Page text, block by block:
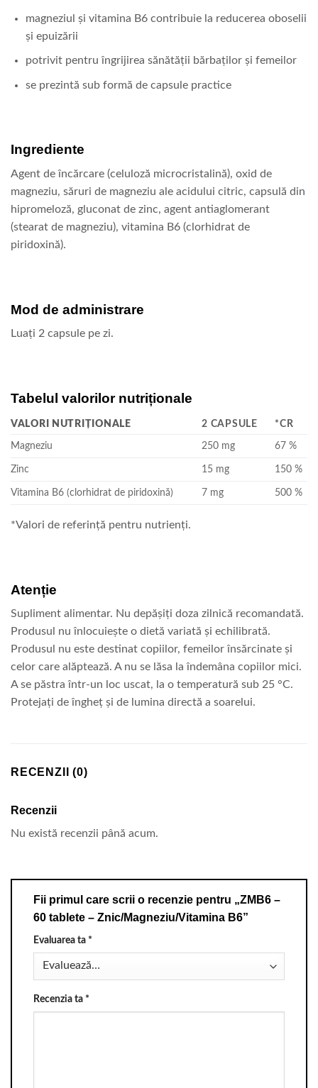
magneziul și vitamina B6 contribuie la reducerea oboselii
și epuizării
potrivit pentru îngrijirea sănătății bărbaților și femeilor
se prezintă sub formă de capsule practice
Ingrediente
Agent de încărcare (celuloză microcristalină), oxid de
magneziu, săruri de magneziu ale acidului citric, capsulă din
hipromeloză, gluconat de zinc, agent antiaglomerant
(stearat de magneziu), vitamina B6 (clorhidrat de
piridoxină).
Mod de administrare
Luați 2 capsule pe zi.
Tabelul valorilor nutriționale
VALORI NUTRIȚIONALE 2 CAPSULE *CR
Magneziu 250 mg 67 %
Zinc 15 mg 150 %
Vitamina B6 (clorhidrat de piridoxină) 7 mg 500 %
*Valori de referință pentru nutrienți.
Atenție
Supliment alimentar. Nu depășiți doza zilnică recomandată.
Produsul nu înlocuiește o dietă variată și echilibrată.
Produsul nu este destinat copiilor, femeilor însărcinate și
celor care alăptează. A nu se lăsa la îndemâna copiilor mici.
A se păstra într-un loc uscat, la o temperatură sub 25 °C.
Protejați de îngheț și de lumina directă a soarelui.
RECENZII (0)
Recenzii
Nu există recenzii până acum.
Fii primul care scrii o recenzie pentru „ZMB6 –
60 tablete – Znic/Magneziu/Vitamina B6”
Evaluarea ta *
Recenzia ta *